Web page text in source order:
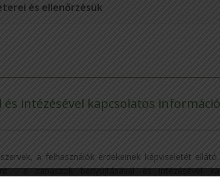
és ellenőrzésük
és intézésével kapcsolatos
a felhasználók érdekeinek képviseletét
a panaszok benyújtásával és intézésével